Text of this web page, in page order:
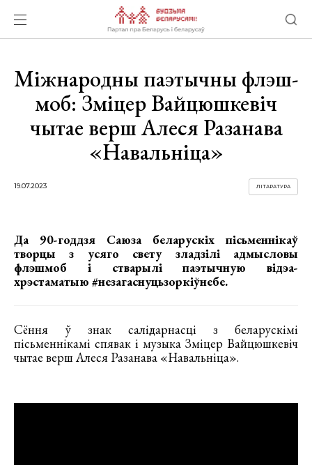
Міжнародны паэтычны флэш-
моб: Зміцер Вайцюшкевіч
чытае верш Алеся Разанава
«Навальніца»
19.07.2023 ЛІТАРАТУРА
Да 90-годдзя Саюза беларускіх пісьменнікаў
творцы з усяго свету зладзілі адмысловы
флэшмоб і стварылі паэтычную відэа-
хрэстаматыю #незагаснуцьзоркіўнебе.
Сёння ў знак салідарнасці з беларускімі
пісьменнікамі спявак і музыка Зміцер Вайцюшкевіч
чытае верш Алеся Разанава «Навальніца».